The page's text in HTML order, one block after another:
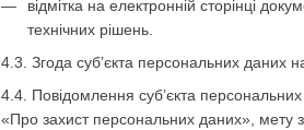
відмітка на електронній сторінці
технічних рішень.
4.3. Згода суб’єкта персональних даних
4.4. Повідомлення суб’єкта
«Про захист персональних даних», мету